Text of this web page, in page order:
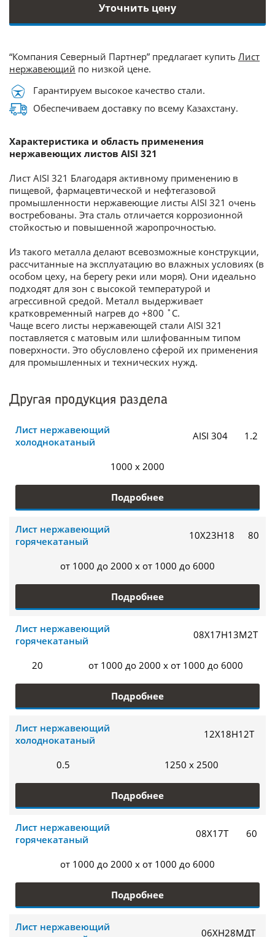
Уточнить цену
“Компания Северный Партнер” предлагает купить Лист
нержавеющий по низкой цене.
Гарантируем высокое качество стали.
Обеспечиваем доставку по всему Казахстану.
Характеристика и область применения
нержавеющих листов AISI 321
Лист AISI 321 Благодаря активному применению в
пищевой, фармацевтической и нефтегазовой
промышленности нержавеющие листы AISI 321 очень
востребованы. Эта сталь отличается коррозионной
стойкостью и повышенной жаропрочностью.
Из такого металла делают всевозможные конструкции,
рассчитанные на эксплуатацию во влажных условиях (в
особом цеху, на берегу реки или моря). Они идеально
подходят для зон с высокой температурой и
агрессивной средой. Металл выдерживает
кратковременный нагрев до +800 ˚С.
Чаще всего листы нержавеющей стали AISI 321
поставляется с матовым или шлифованным типом
поверхности. Это обусловлено сферой их применения
для промышленных и технических нужд.
Другая продукция раздела
Лист нержавеющий
холоднокатаный
AISI 304 1.2
1000 x 2000
Подробнее
Лист нержавеющий
горячекатаный
10Х23Н18 80
от 1000 до 2000 x от 1000 до 6000
Подробнее
Лист нержавеющий
горячекатаный
08Х17Н13М2Т
20 от 1000 до 2000 x от 1000 до 6000
Подробнее
Лист нержавеющий
холоднокатаный
12Х18Н12Т
0.5 1250 x 2500
Подробнее
Лист нержавеющий
горячекатаный
08Х17Т 60
от 1000 до 2000 x от 1000 до 6000
Подробнее
Лист нержавеющий
06ХН28МДТ